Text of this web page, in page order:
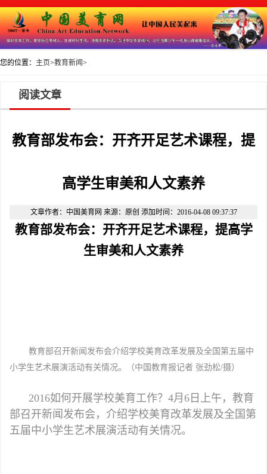
您的位置： 主页>教育新闻>
阅读文章
教育部发布会：开齐开足艺术课程，提
高学生审美和人文素养
文章作者：中国美育网 来源：原创 添加时间：2016-04-08 09:37:37
教育部发布会：开齐开足艺术课程，提高学
生审美和人文素养
教育部召开新闻发布会介绍学校美育改革发展及全国第五届中
小学生艺术展演活动有关情况。（中国教育报记者 张劲松/摄）
2016如何开展学校美育工作？4月6日上午，教育
部召开新闻发布会，介绍学校美育改革发展及全国第
五届中小学生艺术展演活动有关情况。